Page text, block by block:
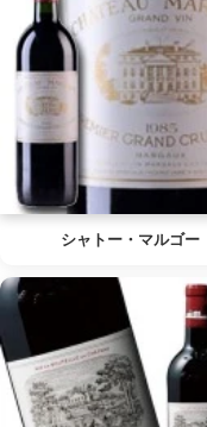
シャトー・マルゴー